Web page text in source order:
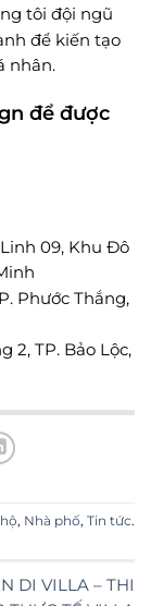
tôi đội ngũ
để kiến tạo
nhân.
để được
09, Khu Đô
Phước Thắng,
2, TP. Bảo Lộc,
, Nhà phố, Tin tức.
DI VILLA – THI